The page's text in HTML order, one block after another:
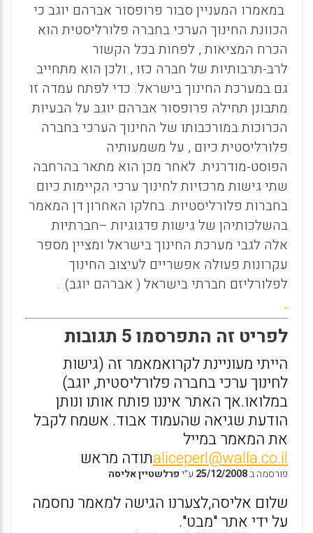
במאמרו המעניין סבור פרופסור אברהם יוגב כי
הכוונת החינוך הערכי בחברה פלורליסטית הוא
הכרח המציאות , לפחות בכל הקשור
לרב-תרבותיות של חברה כזו , ולכן הוא מתחייב
גם במערכת החינוך בישראל. כדי לפתח עמדה זו
מתבונן תחילה פרופסור אברהם יוגב על הבעיות
הכרוכות במורכבותו של החינוך הערכי בחברה
פלורליסטית כיום , על משמעותיה
הפוסט-מודרנית. לאחר מכן הוא מתאר בהרחבה
שתי גישות מרכזיות לחינוך ערכי הקיימות כיום
בחברות פלורליסטיות. בחלקו האחרון דן המאמר
בהשלכותיהן של גישות פדגוגיות –חברתיות
אלה לגבי מערכת החינוך בישראל ומציין מספר
עקרונות פעולה אפשריים לעיצוב החינוך
לפלורליזם חברתי בישראל ( אברהם יוגב) .
לפריט זה התפרסמו 5 תגובות
הייתי מעוניינת לקרואמאמר זה (גישות
לחינוך ערכי בחברה פלורליסטית, יוגב)
במלואו.אך האתר איננו פותח אותו ונותן
הודעת שגיאה שהעמוד אבוד. אשמח לקבל
את המאמר במייל
aliceperl@walla.co.ilתודה מראש
פורסמה ב25/12/2008 ע״יפרלשטיין אליסה
שלום אליסה,לצערנו הגישה למאמר נחסמה
על ידי אתר "מבט".